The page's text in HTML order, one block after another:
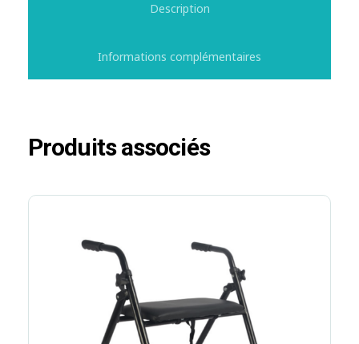
Description
Informations complémentaires
Produits associés